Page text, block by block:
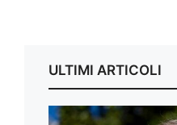
ULTIMI ARTICOLI